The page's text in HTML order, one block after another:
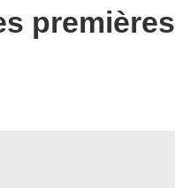
premières